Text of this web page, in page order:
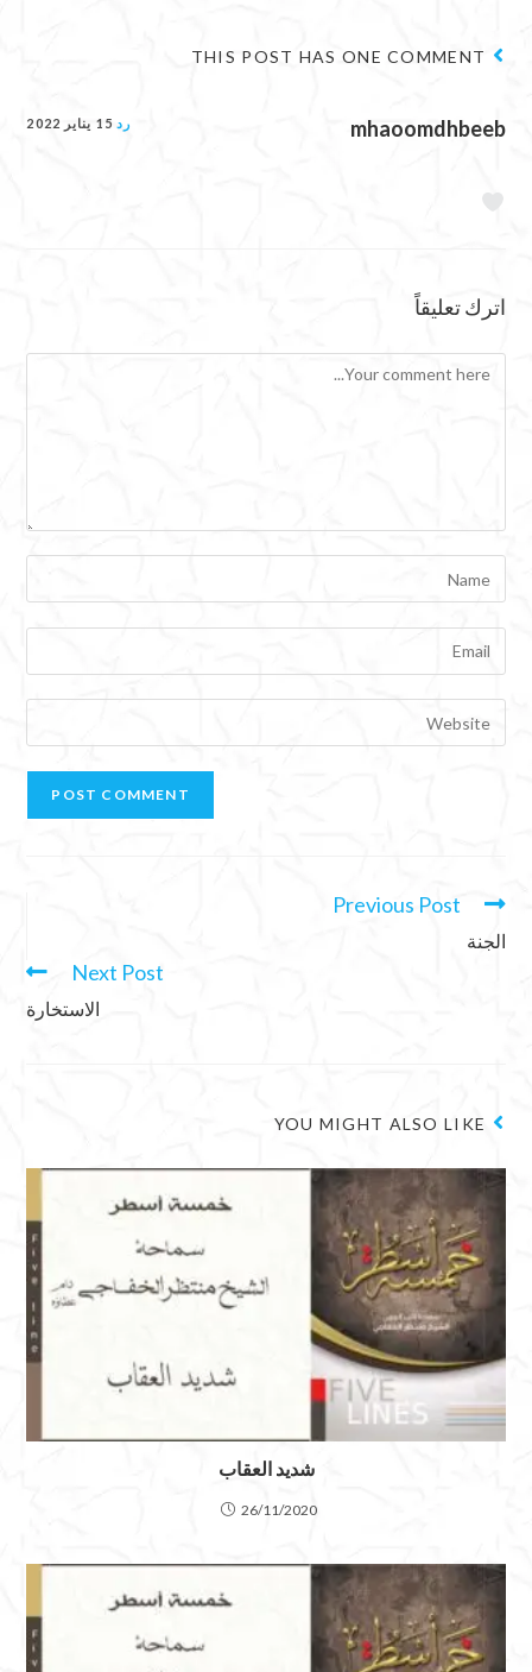
THIS POST HAS ONE COMMENT
mhaoomdhbeeb رد 15 يناير 2022
اترك تعليقاً
Previous Post
الجنة
Next Post
الاستخارة
YOU MIGHT ALSO LIKE
شديد العقاب
26/11/2020